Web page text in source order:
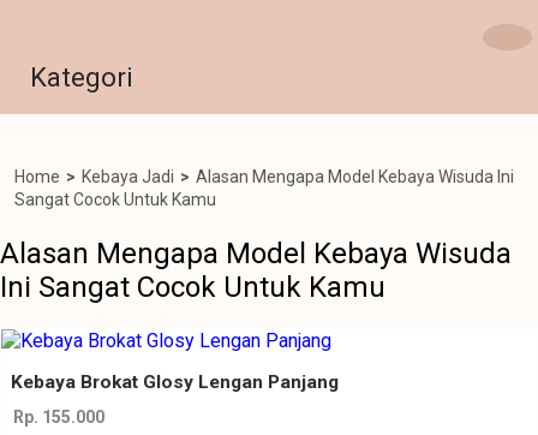
Kategori
Home > Kebaya Jadi > Alasan Mengapa Model Kebaya Wisuda Ini
Sangat Cocok Untuk Kamu
Alasan Mengapa Model Kebaya Wisuda
Ini Sangat Cocok Untuk Kamu
Kebaya Brokat Glosy Lengan Panjang
Rp. 155.000